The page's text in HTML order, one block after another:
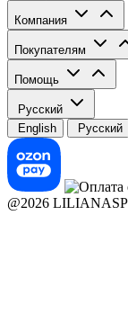
Компания
Покупателям
Помощь
Русский
English
Русский
@2026